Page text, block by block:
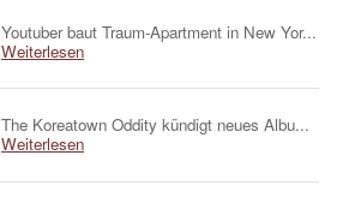
Youtuber baut Traum-Apartment in New Yor...
Weiterlesen
The Koreatown Oddity kündigt neues Albu...
Weiterlesen